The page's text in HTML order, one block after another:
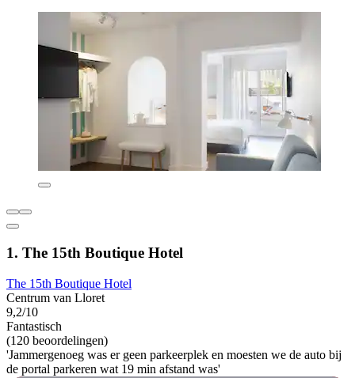
1. The 15th Boutique Hotel
The 15th Boutique Hotel
Centrum van Lloret
9,2/10
Fantastisch
(120 beoordelingen)
'Jammergenoeg was er geen parkeerplek en moesten we de auto bij
de portal parkeren wat 19 min afstand was'